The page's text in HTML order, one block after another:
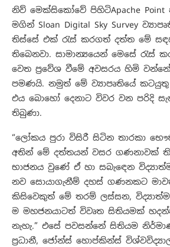
නිව් මෙක්සිකෝවේ පිහිටිApache
මගින් Sloan Digital Sky Survey
තිස්සේ එක් රැස් කරගත් දත්ත මේ
තිබෙනවා. සාමාන්‍යයෙන් මෙසේ රැස්
වෙත ප්‍රවේශ වීමේ අවසරය හිමි වන්නේ
පමණයි. නමුත් මේ ව්‍යාපෘතියේ
එය බොහෝ දෙනාට විවර වන පරිදි
තිබුණා.
“ලෝකය පුරා විසිරී සිටින තාරකා
අතින් මේ දත්තයන් වසර ගණනාවක්
භාජනය වුණේ ඒ හා සබැඳෙන
නව සොයාගැනීම් දහස් ගණනකට
කිසිවෙකුත් මේ තරම් ලස්සන,
ම මහජනයාටත් විවෘත සිතියමක්
නැහැ.” එසේ පවසන්නේ සිතියම
ප්‍රධානී, ජෝන්ස් හොප්කින්ස්